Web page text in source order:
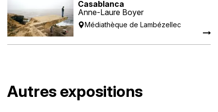
Casablanca
Anne-Laure Boyer
Médiathèque de Lambézellec
Autres expositions